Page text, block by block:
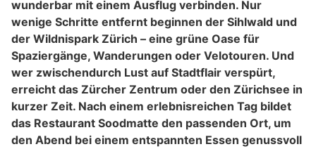
wunderbar mit einem Ausflug verbinden. Nur
wenige Schritte entfernt beginnen der Sihlwald und
der Wildnispark Zürich – eine grüne Oase für
Spaziergänge, Wanderungen oder Velotouren. Und
wer zwischendurch Lust auf Stadtflair verspürt,
erreicht das Zürcher Zentrum oder den Zürichsee in
kurzer Zeit. Nach einem erlebnisreichen Tag bildet
das Restaurant Soodmatte den passenden Ort, um
den Abend bei einem entspannten Essen genussvoll